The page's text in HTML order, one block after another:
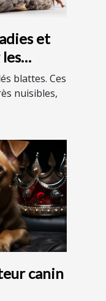
et
blattes. Ces
nuisibles,
canin